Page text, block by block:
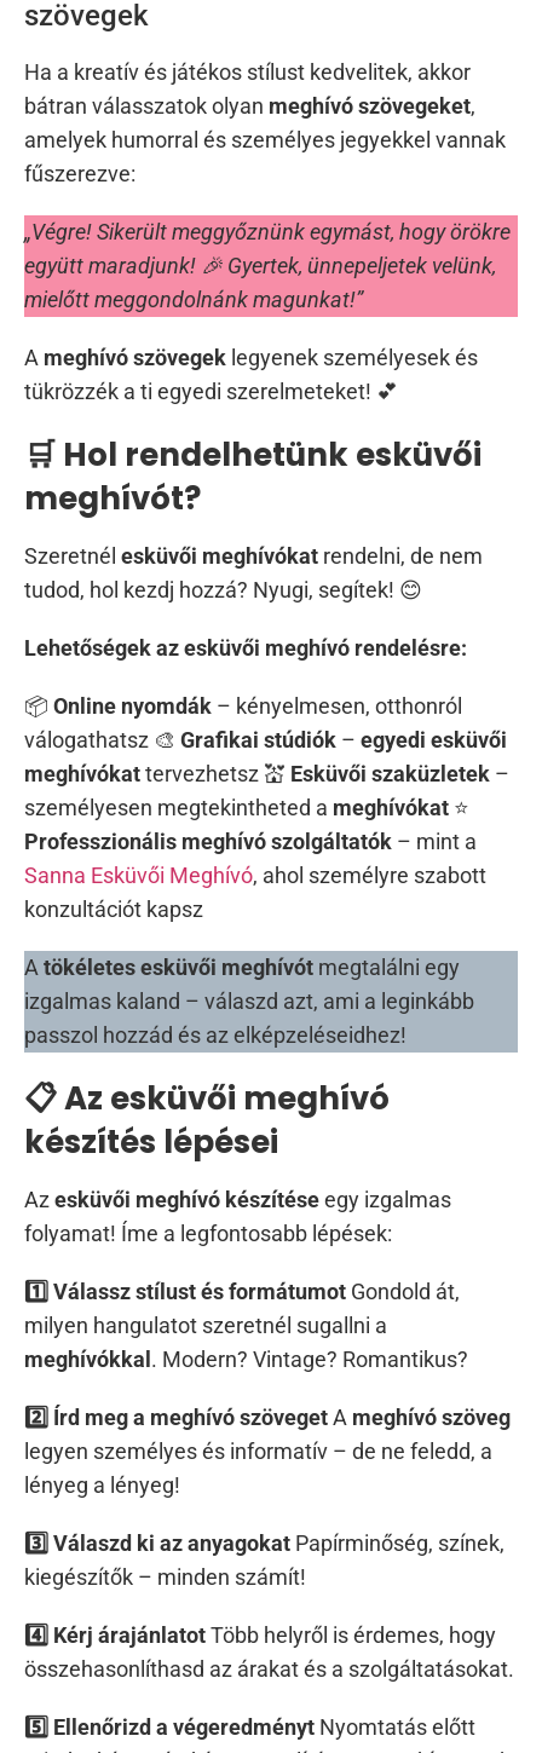
szövegek
Ha a kreatív és játékos stílust kedvelitek, akkor
bátran válasszatok olyan meghívó szövegeket,
amelyek humorral és személyes jegyekkel vannak
fűszerezve:
„Végre! Sikerült meggyőznünk egymást, hogy örökre
együtt maradjunk! 🎉 Gyertek, ünnepeljetek velünk,
mielőtt meggondolnánk magunkat!”
A meghívó szövegek legyenek személyesek és
tükrözzék a ti egyedi szerelmeteket! 💕
🛒 Hol rendelhetünk esküvői
meghívót?
Szeretnél esküvői meghívókat rendelni, de nem
tudod, hol kezdj hozzá? Nyugi, segítek! 😊
Lehetőségek az esküvői meghívó rendelésre:
📦 Online nyomdák – kényelmesen, otthonról
válogathatsz 🎨 Grafikai stúdiók – egyedi esküvői
meghívókattervezhetsz 💒 Esküvői szaküzletek –
személyesen megtekintheted a meghívókat ⭐
Professzionális meghívó szolgáltatók – mint a
Sanna Esküvői Meghívó, ahol személyre szabott
konzultációt kapsz
Atökéletes esküvői meghívót megtalálni egy
izgalmas kaland – válaszd azt, ami a leginkább
passzol hozzád és az elképzeléseidhez!
📋 Az esküvői meghívó
készítés lépései
Azesküvői meghívó készítéseegy izgalmas
folyamat! Íme a legfontosabb lépések:
1️⃣ Válassz stílust és formátumot Gondold át,
milyen hangulatot szeretnél sugallni a
meghívókkal . Modern? Vintage? Romantikus?
2️⃣ Írd meg a meghívó szövegetA meghívó szöveg
legyen személyes és informatív – de ne feledd, a
lényeg a lényeg!
3️⃣ Válaszd ki az anyagokat Papírminőség, színek,
kiegészítők – minden számít!
4️⃣ Kérj árajánlatotTöbb helyről is érdemes, hogy
összehasonlíthasd az árakat és a szolgáltatásokat.
5️⃣ Ellenőrizd a végeredményt Nyomtatás előtt